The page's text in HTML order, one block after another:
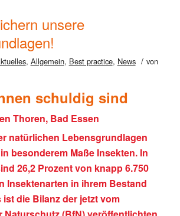
unsere
, Allgemein, Best practice, News / von
schuldig sind
Thoren, Bad Essen
natürlichen Lebensgrundlagen
besonderem Maße Insekten. In
26,2 Prozent von knapp 6.750
Insektenarten in ihrem Bestand
die Bilanz der jetzt vom